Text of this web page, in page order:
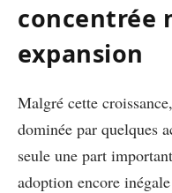
concentrée
expansion
Malgré cette
dominée par quelques
seule une part
adoption encore